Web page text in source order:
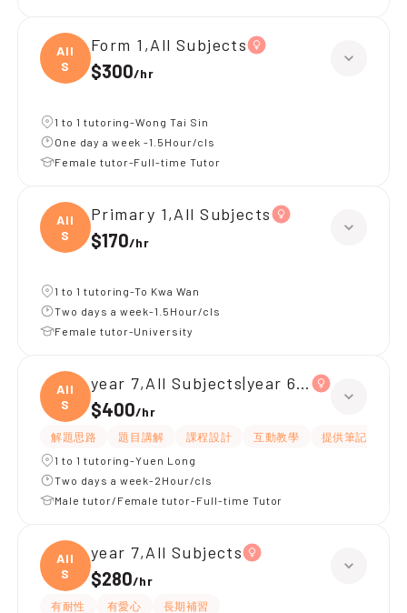
All
S
Form 1,All Subjects
$300/hr
1 to 1 tutoring-Wong Tai Sin
One day a week -1.5Hour/cls
Female tutor-Full-time Tutor
All
S
Primary 1,All Subjects
$170/hr
1 to 1 tutoring-To Kwa Wan
Two days a week-1.5Hour/cls
Female tutor-University
All
S
year 7,All Subjects|year 6,All Subjects
$400/hr
解題思路 題目講解 課程設計 互動教學 提供筆記
1 to 1 tutoring-Yuen Long
Two days a week-2Hour/cls
Male tutor/Female tutor-Full-time Tutor
All
S
year 7,All Subjects
$280/hr
有耐性 有愛心
長期補習